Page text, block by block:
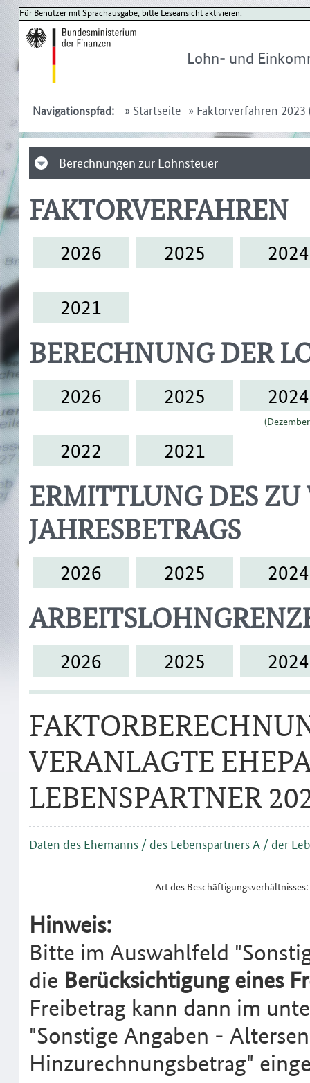
Für Benutzer mit Sprachausgabe, bitte Leseansicht aktivieren.
Lohn- und
Navigationspfad: » Startseite » Faktorverfahren 2023
Berechnungen zur Lohnsteuer
FAKTORVERFAHREN
2026 2025 2024
2021
BERECHNUNG DER
2026 2025 2024
2022 2021
ERMITTLUNG DES
JAHRESBETRAGS
2026 2025 2024
2026 2025 2024
VERANLAGTE
LEBENSPARTNER
Daten des Ehemanns / des Lebenspartners A / der
Art des Beschäftigungsverhältnisses:
Hinweis:
Bitte im Auswahlfeld
die Berücksichtigung eines
Freibetrag kann dann im
"Sonstige Angaben -
Hinzurechnungsbetrag"